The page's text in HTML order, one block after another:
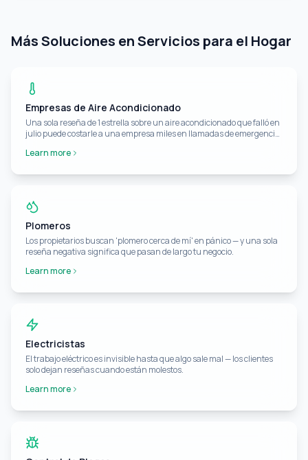
Más Soluciones en Servicios para el Hogar
Empresas de Aire Acondicionado
Una sola reseña de 1 estrella sobre un aire acondicionado que falló en
julio puede costarle a una empresa miles en llamadas de emergencia
Learn more
Plomeros
Los propietarios buscan 'plomero cerca de mí' en pánico — y una sola
reseña negativa significa que pasan de largo tu negocio.
Learn more
Electricistas
El trabajo eléctrico es invisible hasta que algo sale mal — los clientes
solo dejan reseñas cuando están molestos.
Learn more